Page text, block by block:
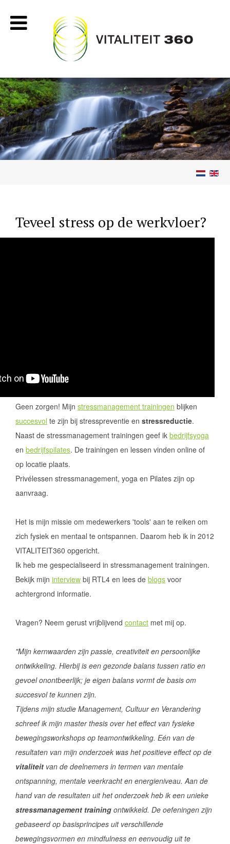
Teveel stress op de werkvloer?
Geen zorgen! Mijn stressmanagement trainingen blijken
succesvol te zijn bij stresspreventie en stressreductie.
Naast de stressmanagement trainingen geef ik bedrijfsyoga
en bedrijfspilates. De trainingen en lessen vinden online of
op locatie plaats.
Privélessen stressmanagement, yoga en Pilates zijn op
aanvraag.
Het is mijn missie om medewerkers 'tools' aan te reiken om
zich fysiek en mentaal te ontspannen. Daarom heb ik in 2012
VITALITEIT360 opgericht.
Ik heb me gespecialiseerd in stressmanagement trainingen.
Bekijk mijn interview bij RTL4 en lees de blogs voor
achtergrond informatie.
Vragen? Neem gerust vrijblijvend contact met mij op.
"Mijn kernwaarden zijn passie, creativiteit en persoonlijke
ontwikkeling. Hierbij is een gezonde balans tussen ratio en
gevoel onontbeerlijk; je eigen balans vormt de basis om
succesvol te kunnen zijn.
Tijdens mijn studie Management, Cultuur en Verandering
schreef ik mijn master thesis over het effect van fysieke
bewegingsworkshops op teamontwikkeling. Eén van de
resultaten van mijn onderzoek was het positieve effect op de
vitaliteit van de deelnemers in termen van mentale
ontspanning, mentale veerkracht en energieniveau. Aan de
hand van de resultaten uit het onderzoek heb ik een unieke
stressmanagement training ontwikkeld. De oefeningen zijn
gebaseerd op basisprincipes uit verschillende
bewegingsvormen en mindfulness en eenvoudig uit te